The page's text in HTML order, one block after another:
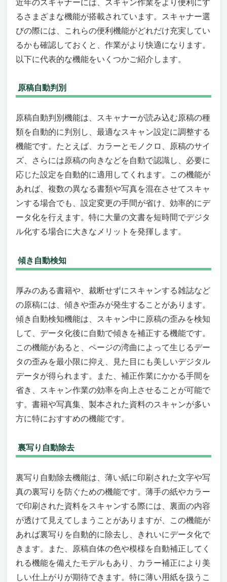
近年のスキャナーには、スキャン作業をより便利にす
るさまざまな機能が搭載されています。スキャナー選
びの際には、これらの便利機能がどれだけ充実してい
るかも確認しておくと、作業がより快適になります。
以下に代表的な機能をいくつかご紹介します。
原稿自動判別
原稿自動判別機能は、スキャナーが読み込む原稿の種
類を自動的に判別し、最適なスキャン設定に調整する
機能です。たとえば、カラーとモノクロ、原稿のサイ
ズ、さらには原稿の向きなどを自動で認識し、必要に
応じた設定を自動的に適用してくれます。この機能が
あれば、複数の異なる書類や写真を混在させてスキャ
ンする場合でも、設定変更の手間が省け、効率的にデ
ータ化を行えます。特に大量の文書を短時間でデジタ
ル化する場合に大きなメリットを発揮します。
傾き自動検知
厚みのある書籍や、裁断せずにスキャンする雑誌など
の原稿には、傾きや歪みが発生することがあります。
傾き自動検知機能は、スキャン中に原稿の歪みを検知
して、データ化後に自動で傾きを補正する機能です。
この機能があると、ページの湾曲によって生じるデー
タの歪みを最小限に抑え、見た目にも美しいデジタル
データが得られます。また、補正作業にかかる手間を
省き、スキャン作業の効率を向上させることが可能で
す。書籍や写真集、製本された資料のスキャンが多い
方に特におすすめの機能です。
裏写り自動除去
裏写り自動除去機能は、薄い紙に印刷された文字や写
真の裏写りを防ぐための機能です。薄手の紙やカラー
で印刷された資料をスキャンする際には、裏面の内容
が透けて見えてしまうことがありますが、この機能が
あれば裏写りを自動的に除去し、きれいにデータ化で
きます。また、原稿自体の色や模様を自動補正してく
れる機能を備えたモデルもあり、カラー補正により美
しい仕上がりが期待できます。特に薄い用紙を扱うこ